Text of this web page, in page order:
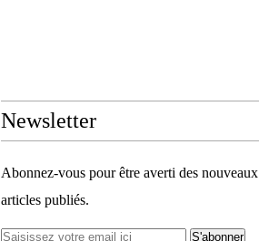
Newsletter
Abonnez-vous pour être averti des nouveaux
articles publiés.